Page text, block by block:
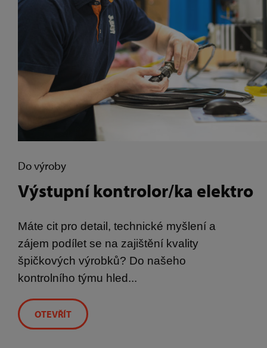
Do výroby
Výstupní kontrolor/ka elektro
Máte cit pro detail, technické myšlení a
zájem podílet se na zajištění kvality
špičkových výrobků? Do našeho
kontrolního týmu hled...
OTEVŘÍT